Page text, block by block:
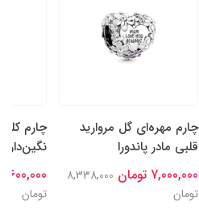
چارم مهره‌ای گل‌ مروارید
قلبی مادر پاندورا
7,000,000 تومان
8,338,000
تومان
چارم
نگین‌دار
7,600,000
تومان